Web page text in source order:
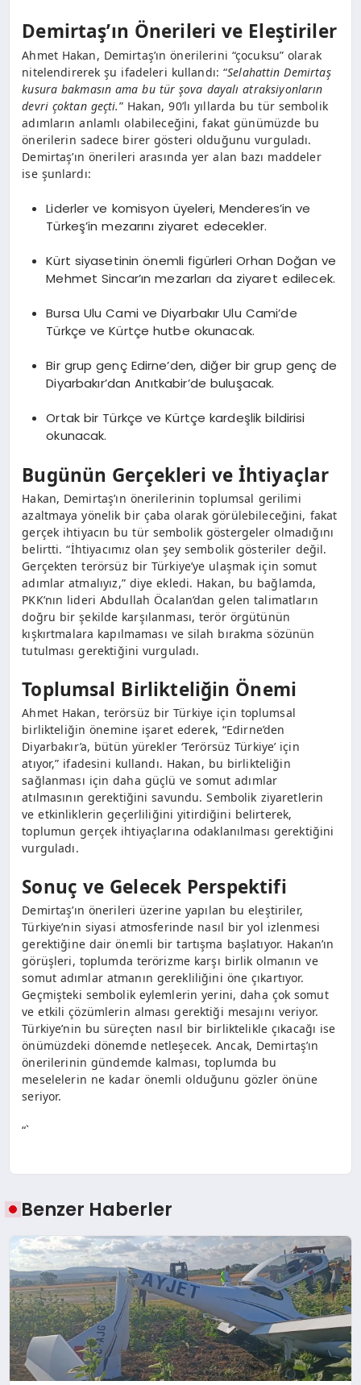
Demirtaş’ın Önerileri ve Eleştiriler
Ahmet Hakan, Demirtaş’ın önerilerini “çocuksu” olarak
nitelendirerek şu ifadeleri kullandı: “Selahattin Demirtaş
kusura bakmasın ama bu tür şova dayalı atraksiyonların
devri çoktan geçti.” Hakan, 90’lı yıllarda bu tür sembolik
adımların anlamlı olabileceğini, fakat günümüzde bu
önerilerin sadece birer gösteri olduğunu vurguladı.
Demirtaş’ın önerileri arasında yer alan bazı maddeler
ise şunlardı:
Liderler ve komisyon üyeleri, Menderes’in ve
Türkeş’in mezarını ziyaret edecekler.
Kürt siyasetinin önemli figürleri Orhan Doğan ve
Mehmet Sincar’ın mezarları da ziyaret edilecek.
Bursa Ulu Cami ve Diyarbakır Ulu Cami’de
Türkçe ve Kürtçe hutbe okunacak.
Bir grup genç Edirne’den, diğer bir grup genç de
Diyarbakır’dan Anıtkabir’de buluşacak.
Ortak bir Türkçe ve Kürtçe kardeşlik bildirisi
okunacak.
Bugünün Gerçekleri ve İhtiyaçlar
Hakan, Demirtaş’ın önerilerinin toplumsal gerilimi
azaltmaya yönelik bir çaba olarak görülebileceğini, fakat
gerçek ihtiyacın bu tür sembolik göstergeler olmadığını
belirtti. “İhtiyacımız olan şey sembolik gösteriler değil.
Gerçekten terörsüz bir Türkiye’ye ulaşmak için somut
adımlar atmalıyız,” diye ekledi. Hakan, bu bağlamda,
PKK’nın lideri Abdullah Öcalan’dan gelen talimatların
doğru bir şekilde karşılanması, terör örgütünün
kışkırtmalara kapılmaması ve silah bırakma sözünün
tutulması gerektiğini vurguladı.
Toplumsal Birlikteliğin Önemi
Ahmet Hakan, terörsüz bir Türkiye için toplumsal
birlikteliğin önemine işaret ederek, “Edirne’den
Diyarbakır’a, bütün yürekler ‘Terörsüz Türkiye’ için
atıyor,” ifadesini kullandı. Hakan, bu birlikteliğin
sağlanması için daha güçlü ve somut adımlar
atılmasının gerektiğini savundu. Sembolik ziyaretlerin
ve etkinliklerin geçerliliğini yitirdiğini belirterek,
toplumun gerçek ihtiyaçlarına odaklanılması gerektiğini
vurguladı.
Sonuç ve Gelecek Perspektifi
Demirtaş’ın önerileri üzerine yapılan bu eleştiriler,
Türkiye’nin siyasi atmosferinde nasıl bir yol izlenmesi
gerektiğine dair önemli bir tartışma başlatıyor. Hakan’ın
görüşleri, toplumda terörizme karşı birlik olmanın ve
somut adımlar atmanın gerekliliğini öne çıkartıyor.
Geçmişteki sembolik eylemlerin yerini, daha çok somut
ve etkili çözümlerin alması gerektiği mesajını veriyor.
Türkiye’nin bu süreçten nasıl bir birliktelikle çıkacağı ise
önümüzdeki dönemde netleşecek. Ancak, Demirtaş’ın
önerilerinin gündemde kalması, toplumda bu
meselelerin ne kadar önemli olduğunu gözler önüne
seriyor.
“`
Benzer Haberler